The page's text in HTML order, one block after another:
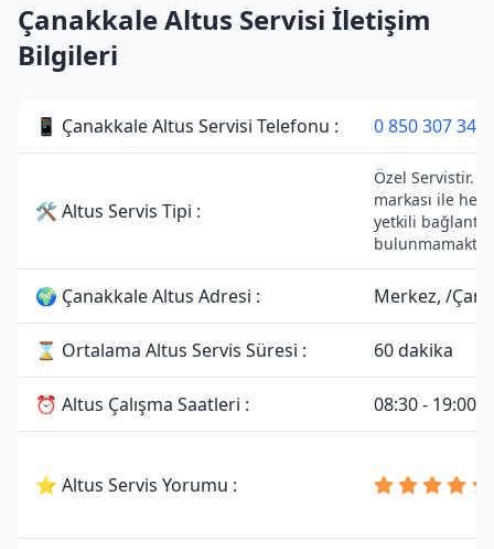
Çanakkale Altus Servisi İletişim
Bilgileri
📱 Çanakkale Altus Servisi Telefonu : 0 850 307 34
🛠 Altus Servis Tipi :
Özel Servistir.
markası ile
yetkili bağlantısı
🌍 Çanakkale Altus Adresi : Merkez, /
⌛ Ortalama Altus Servis Süresi : 60 dakika
⏰ Altus Çalışma Saatleri : 08:30 - 19:00
⭐ Altus Servis Yorumu :